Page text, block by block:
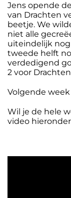
Jens opende
van Drachten
beetje. We
niet alle
uiteindelijk nog
tweede helft
verdedigend
2 voor
Volgende
Wil je de hele
video